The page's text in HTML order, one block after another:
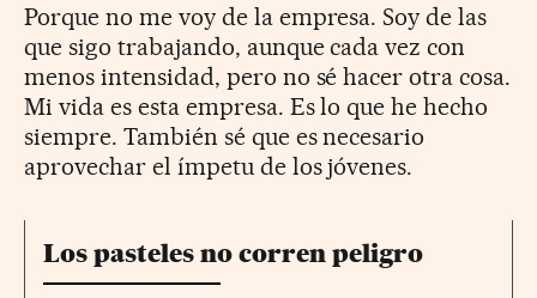
Porque no me voy de la empresa. Soy de las
que sigo trabajando, aunque cada vez con
menos intensidad, pero no sé hacer otra cosa.
Mi vida es esta empresa. Es lo que he hecho
siempre. También sé que es necesario
aprovechar el ímpetu de los jóvenes.
Los pasteles no corren peligro